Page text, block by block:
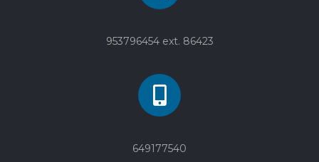
953796454 ext. 86423
649177540